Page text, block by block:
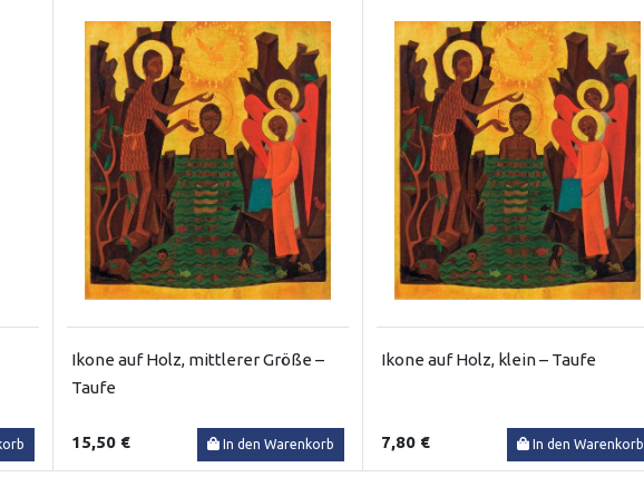
Ikone auf Holz, mittlerer Größe –
Taufe
15,50 € In den Warenkorb
Ikone auf Holz, klein – Taufe
7,80 € In den Warenkorb